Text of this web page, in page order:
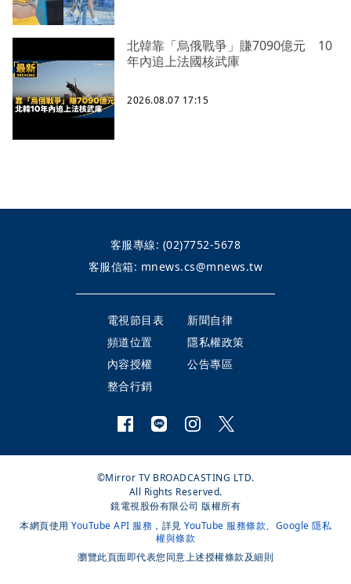
北韓靠「烏俄戰爭」賺7090億元 10
年內追上法國核武庫
2026.08.07 17:15
客服專線: (02)7752-5678
客服信箱: mnews.cs@mnews.tw
電視節目表
新聞自律
頻道位置
隱私權政策
內容授權
公告專區
整合行銷
©Mirror TV BROADCASTING LTD.
All Rights Reserved.
鏡電視股份有限公司 版權所有
本網頁使用 YouTube API 服務 ，詳見 YouTube 服務條款、 Google 隱私
權與條款
瀏覽此頁面即代表您同意上述授權條款及細則